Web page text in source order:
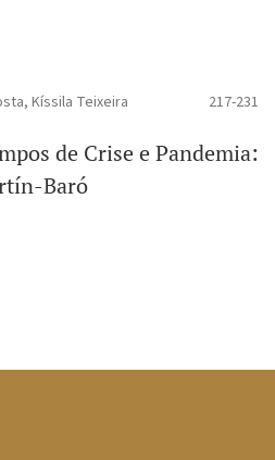
Kíssila Teixeira
217-231
de Crise e Pandemia:
Baró